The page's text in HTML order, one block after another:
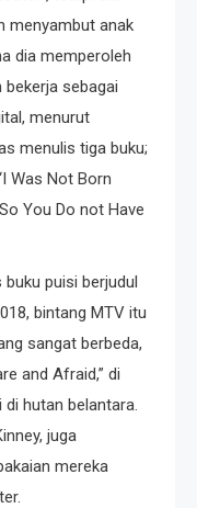
menyambut anak
dia memperoleh
sebagai
menurut
menulis tiga buku;
Was Not Born
You Do not Have
puisi berjudul
bintang MTV itu
sangat berbeda,
and Afraid,” di
hutan belantara.
juga
mereka